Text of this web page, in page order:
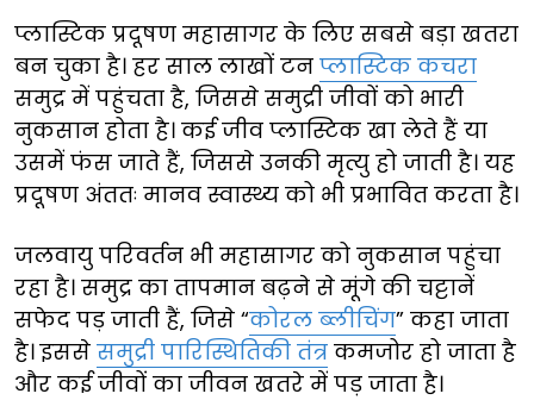
प्लास्टिक प्रदूषण महासागर के लिए सबसे बड़ा खतरा
बन चुका है। हर साल लाखों टन प्लास्टिक कचरा
समुद्र में पहुंचता है, जिससे समुद्री जीवों को भारी
नुकसान होता है। कई जीव प्लास्टिक खा लेते हैं या
उसमें फंस जाते हैं, जिससे उनकी मृत्यु हो जाती है। यह
प्रदूषण अंततः मानव स्वास्थ्य को भी प्रभावित करता है।
जलवायु परिवर्तन भी महासागर को नुकसान पहुंचा
रहा है। समुद्र का तापमान बढ़ने से मूंगे की चट्टानें
सफेद पड़ जाती हैं, जिसे “कोरल ब्लीचिंग” कहा जाता
है। इससे समुद्री पारिस्थितिकी तंत्र कमजोर हो जाता है
और कई जीवों का जीवन खतरे में पड़ जाता है।